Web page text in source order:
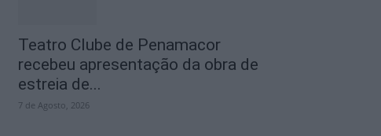
Teatro Clube de Penamacor
recebeu apresentação da obra de
estreia de...
7 de Agosto, 2026